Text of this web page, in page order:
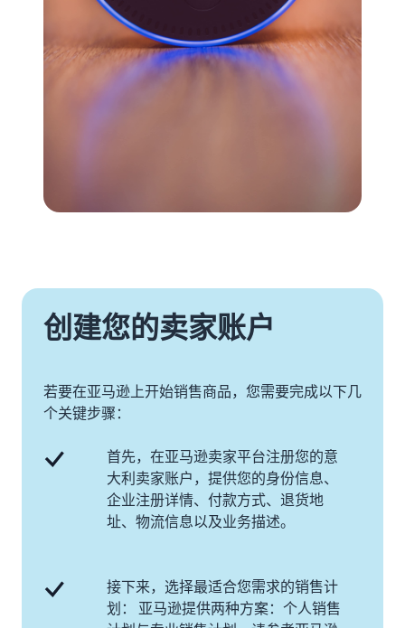
创建您的卖家账户
若要在亚马逊上开始销售商品，您需要完成以下几
个关键步骤：
首先，在亚马逊卖家平台注册您的意
大利卖家账户，提供您的身份信息、
企业注册详情、付款方式、退货地
址、物流信息以及业务描述。
接下来，选择最适合您需求的销售计
划： 亚马逊提供两种方案：个人销售